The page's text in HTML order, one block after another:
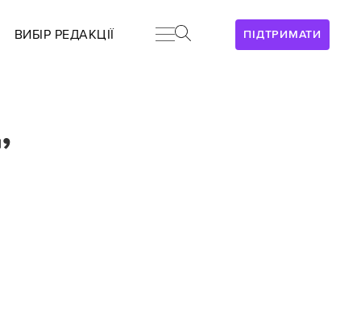
ПІДТРИМАТИ
ВИБІР РЕДАКЦІЇ